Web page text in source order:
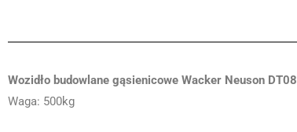
Wozidło budowlane gąsienicowe Wacker Neuson DT08
Waga: 500kg